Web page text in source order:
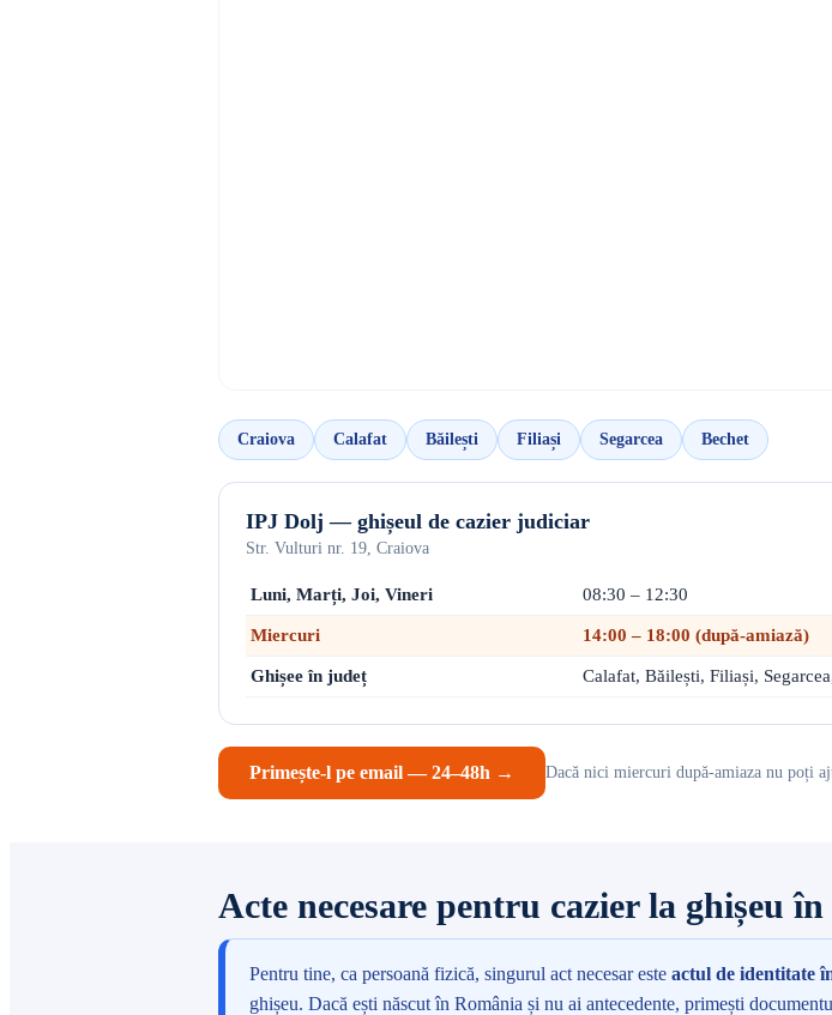
Craiova Calafat Băilești Filiași Segarcea Bechet
IPJ Dolj — ghișeul de cazier judiciar
Str. Vulturi nr. 19, Craiova
Luni, Marți, Joi, Vineri 08:30 – 12:30
Miercuri 14:00 – 18:00 (după-amiază)
Ghișee în județ Calafat, Băilești, Filiași,
Primește-l pe email — 24–48h → Dacă nici miercuri după-amiaza nu poți
Acte necesare pentru cazier la ghișeu
Pentru tine, ca persoană fizică, singurul act necesar este actul de identitate
ghișeu. Dacă ești născut în România și nu ai antecedente, primești